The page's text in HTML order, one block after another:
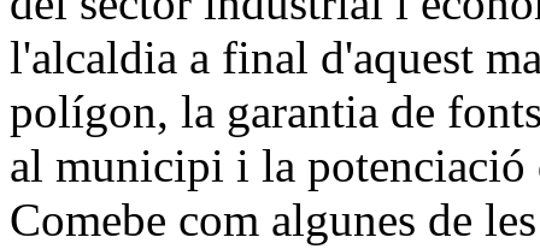
l'alcaldia a final d'aquest
polígon, la garantia de
al municipi i la
Comebe com algunes de